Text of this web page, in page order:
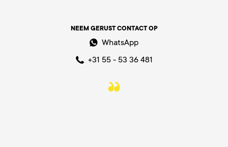
NEEM GERUST CONTACT OP
WhatsApp
+31 55 - 53 36 481